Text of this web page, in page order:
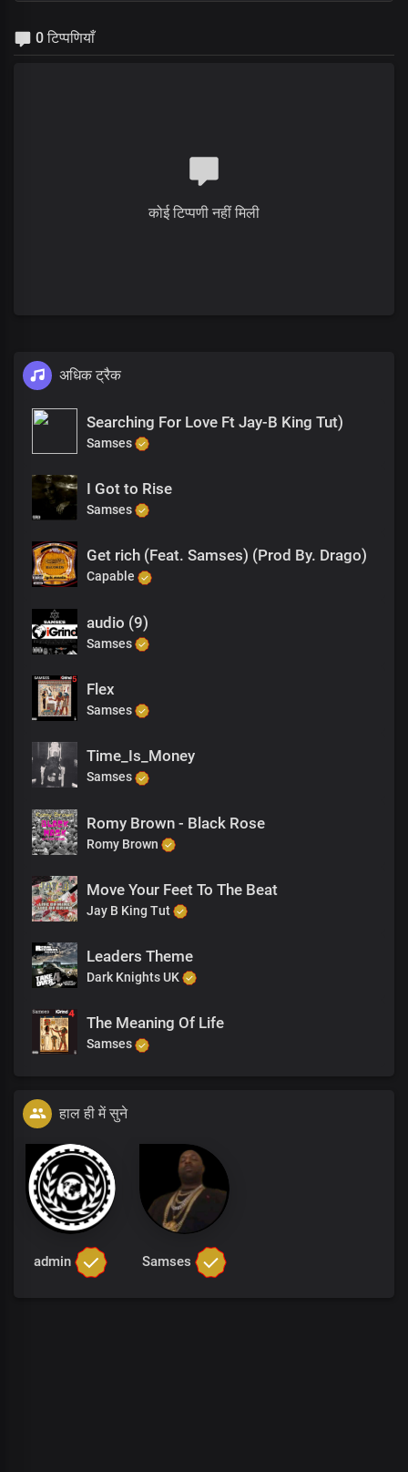
0 टिप्पणियाँ
कोई टिप्पणी नहीं मिली
अधिक ट्रैक
Searching For Love Ft Jay-B King Tut)
Samses
I Got to Rise
Samses
Get rich (Feat. Samses) (Prod By. Drago)
Capable
audio (9)
Samses
Flex
Samses
Time_Is_Money
Samses
Romy Brown - Black Rose
Romy Brown
Move Your Feet To The Beat
Jay B King Tut
Leaders Theme
Dark Knights UK
The Meaning Of Life
Samses
हाल ही में सुने
admin Samses